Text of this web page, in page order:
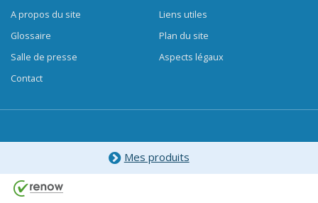
A propos du site
Glossaire
Salle de presse
Contact
Liens utiles
Plan du site
Aspects légaux
Mes produits